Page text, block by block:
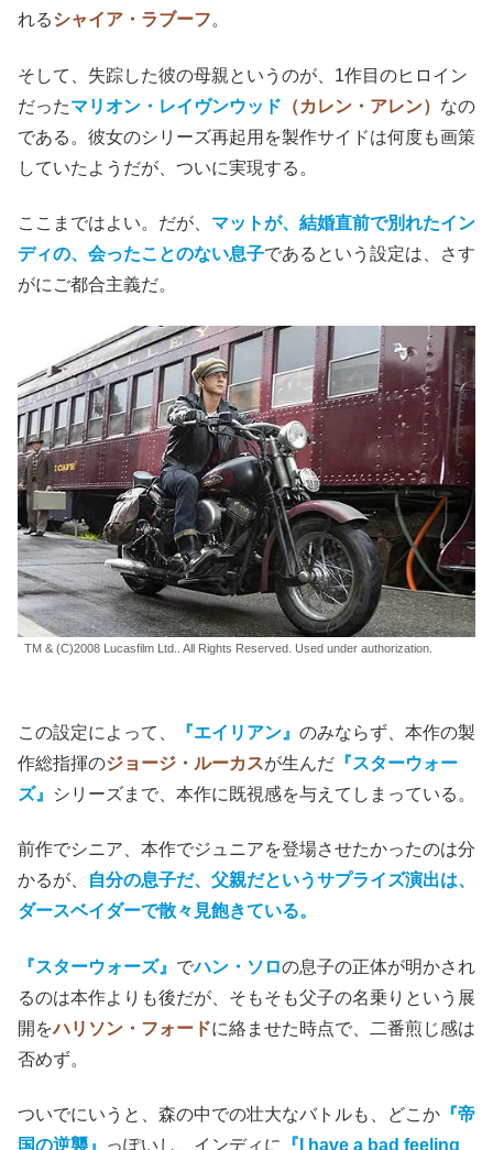
れるシャイア・ラブーフ。
そして、失踪した彼の母親というのが、1作目のヒロイン
だったマリオン・レイヴンウッド （カレン・アレン） なの
である。彼女のシリーズ再起用を製作サイドは何度も画策
していたようだが、ついに実現する。
ここまではよい。だが、 マットが、結婚直前で別れたイン
ディの、会ったことのない息子であるという設定は、さす
がにご都合主義だ。
TM & (C)2008 Lucasfilm Ltd.. All Rights Reserved. Used under authorization.
この設定によって、 『エイリアン』 のみならず、本作の製
作総指揮のジョージ・ルーカスが生んだ 『スターウォー
ズ』
シリーズまで、 本作に 既視感を与えてしまっている。
前作でシニア、本作でジュニアを登場させたかったのは分
かるが、
自分の息子だ、父親だというサプライズ演出は、
ダースベイダーで散々見飽きている。
『スターウォーズ』 でハン・ソロの息子の正体が明かされ
るのは本作よりも後だが、そもそも父子の名乗りという展
開をハリソン・フォードに絡ませた時点で、二番煎じ感は
否めず。
ついでにいうと、森の中での壮大なバトルも、どこか 『帝
国の逆襲』
っぽいし、インディに 『I have a bad feeling